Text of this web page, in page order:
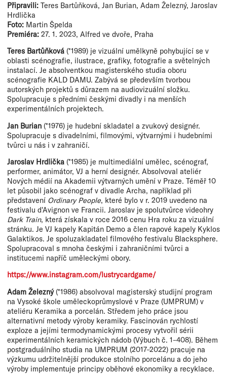
Připravili: Teres Bartůňková, Jan Burian, Adam Železný, Jaroslav
Hrdlička
Foto: Martin Špelda
Premiéra: 27. 1. 2023, Alfred ve dvoře, Praha
Teres Bartůňková (*1989) je vizuální umělkyně pohybující se v
oblasti scénografie, ilustrace, grafiky, fotografie a světelných
instalací. Je absolventkou magisterského studia oboru
scénografie KALD DAMU. Zabývá se především tvorbou
autorských projektů s důrazem na audiovizuální složku.
Spolupracuje s předními českými divadly i na menších
experimentálních projektech.
Jan Burian (*1976) je hudební skladatel a zvukový designér.
Spolupracuje s divadelními, filmovými, výtvarnými i hudebními
tvůrci u nás i v zahraničí.
Jaroslav Hrdlička (*1985) je multimediální umělec, scénograf,
performer, animátor, VJ a herní designér. Absolvoval ateliér
Nových médií na Akademii výtvarných umění v Praze. Téměř 10
let působil jako scénograf v divadle Archa, například při
představení Ordinary People, které bylo v r. 2019 uvedeno na
festivalu d'Avignon ve Francii. Jaroslav je spolutvůrce videohry
Dark Train, která získala v roce 2016 cenu Hra roku za vizuální
stránku. Je VJ kapely Kapitán Demo a člen rapové kapely Kyklos
Galaktikos. Je spoluzakladatel filmového festivalu Blacksphere.
Spolupracoval s mnoha českými i zahraničními tvůrci a
institucemi napříč uměleckými obory.
https://www.instagram.com/lustrycardgame/
Adam Železný(*1986) absolvoval magisterský studijní program
na Vysoké škole uměleckoprůmyslové v Praze (UMPRUM) v
ateliéru Keramika a porcelán. Středem jeho práce jsou
alternativní metody výroby keramiky. Fascinován rychlostí
exploze a jejími termodynamickými procesy vytvořil sérii
experimentálních keramických nádob (Výbuch č. 1–408). Během
postgraduálního studia na UMPRUM (2017–2022) pracuje na
výzkumu udržitelnější produkce stolního porcelánu a do jeho
výroby implementuje principy oběhové ekonomiky a recyklace.